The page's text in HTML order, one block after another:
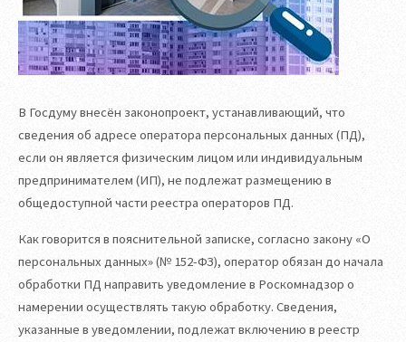
В Госдуму внесён законопроект, устанавливающий, что
сведения об адресе оператора персональных данных (ПД),
если он является физическим лицом или индивидуальным
предпринимателем (ИП), не подлежат размещению в
общедоступной части реестра операторов ПД.
Как говорится в пояснительной записке, согласно закону «О
персональных данных» (№ 152-ФЗ), оператор обязан до начала
обработки ПД направить уведомление в Роскомнадзор о
намерении осуществлять такую обработку. Сведения,
указанные в уведомлении, подлежат включению в реестр